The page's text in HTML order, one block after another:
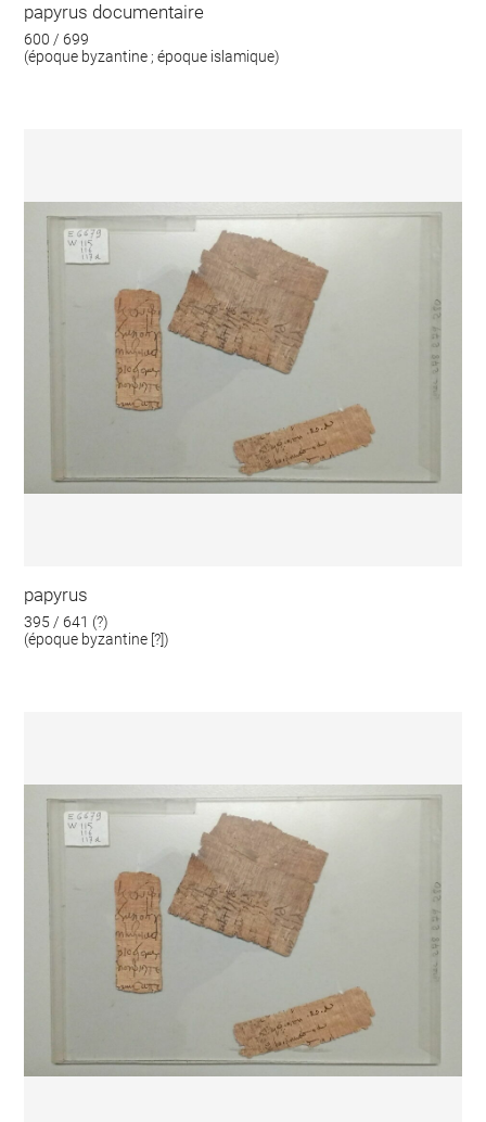
papyrus documentaire
600 / 699
(époque byzantine ; époque islamique)
papyrus
395 / 641 (?)
(époque byzantine [?])